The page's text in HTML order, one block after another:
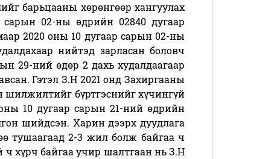
барьцааны хөрөнгөөр хангуулах
02-ны өдрийн 02840 дугаар
2020 оны 10 дугаар сарын 02-ны
нийтэд зарласан боловч
29-ний өдөр 2 дахь худалдаагаар
Гэтэл З.Н 2021 онд Захиргааны
бүртгэснийг хүчингүй
10 дугаар сарын 21-ний өдрийн
шийдсэн. Харин дээрх дуудлага
тушаагаад 2-3 жил болж байгаа ч
хүрч байгаа учир шалтгаан нь З.Н